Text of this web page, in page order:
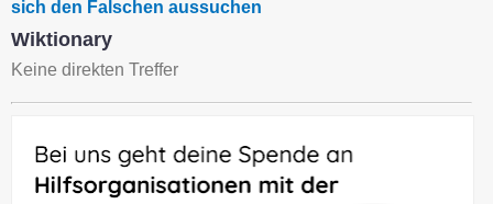
sich den Falschen aussuchen
Wiktionary
Keine direkten Treffer